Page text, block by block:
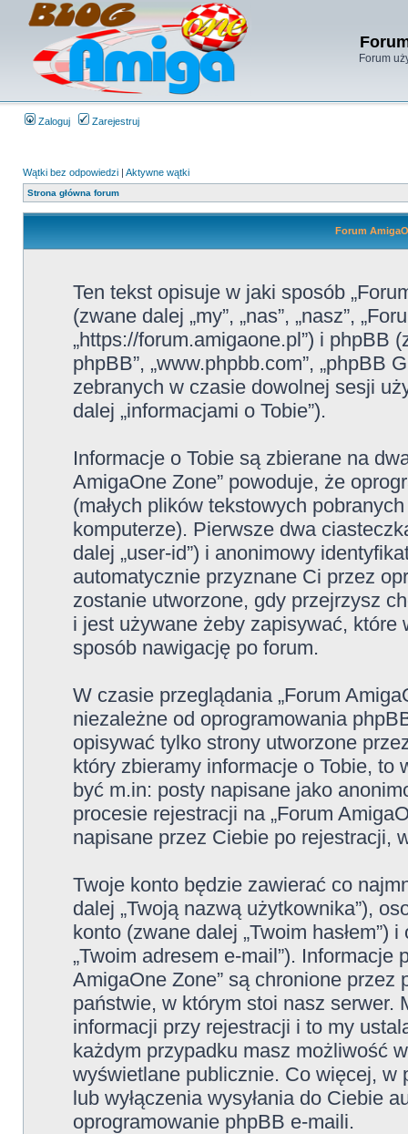
Forum
Zaloguj Zarejestruj
Wątki bez odpowiedzi | Aktywne wątki
Strona główna forum
Forum
Ten tekst opisuje w jaki sposób
(zwane dalej „my”, „nas”, „nasz”,
„https://forum.amigaone.pl”) i phpBB
phpBB”, „www.phpbb.com”, „phpBB
zebranych w czasie dowolnej sesji
dalej „informacjami o Tobie”).
Informacje o Tobie są zbierane na
AmigaOne Zone” powoduje, że
(małych plików tekstowych
komputerze). Pierwsze dwa
dalej „user-id”) i anonimowy
automatycznie przyznane Ci przez
zostanie utworzone, gdy przejrzysz
i jest używane żeby zapisywać, które
sposób nawigację po forum.
W czasie przeglądania „Forum
niezależne od oprogramowania
opisywać tylko strony utworzone
który zbieramy informacje o Tobie, to
być m.in: posty napisane jako
procesie rejestracji na „Forum
napisane przez Ciebie po rejestracji,
Twoje konto będzie zawierać co
dalej „Twoją nazwą użytkownika”),
konto (zwane dalej „Twoim
„Twoim adresem e-mail”). Informacje
AmigaOne Zone” są chronione
państwie, w którym stoi nasz serwer.
informacji przy rejestracji i to my
każdym przypadku masz możliwość
wyświetlane publicznie. Co więcej, w
lub wyłączenia wysyłania do Ciebie
oprogramowanie phpBB e-maili.